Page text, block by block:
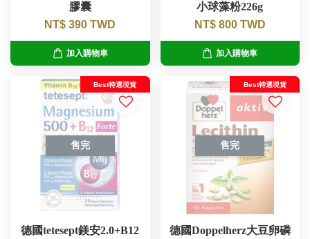
膠囊
NT$ 390 TWD
加入購物車
小球藻粉226g
NT$ 800 TWD
加入購物車
售完
Best特選現貨
德國tetesept鎂安2.0+B12
售完
Best特選現貨
德國Doppelherz大豆卵磷